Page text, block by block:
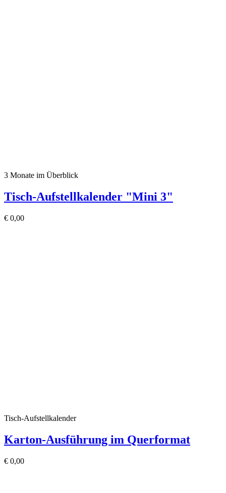
3 Monate im Überblick
Tisch-Aufstellkalender "Mini 3"
€ 0,00
Tisch-Aufstellkalender
Karton-Ausführung im Querformat
€ 0,00